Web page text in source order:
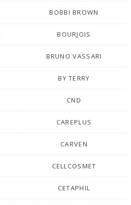
BOBBI BROWN
BOURJOIS
BRUNO VASSARI
BY TERRY
CND
CAREPLUS
CARVEN
CELLCOSMET
CETAPHIL